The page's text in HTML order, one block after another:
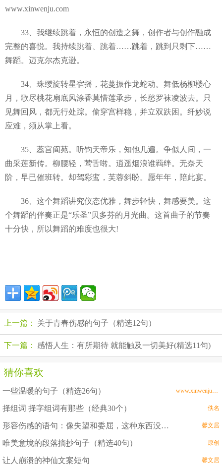
www.xinwenju.com
33、我继续跳着，永恒的创造之舞，创作者与创作融成
完整的喜悦。我持续跳着、跳着……跳着，跳到只剩下……
舞蹈。迈克尔杰克逊。
34、珠缨旋转星宿摇，花蔓振作龙蛇动。舞低杨柳楼心
月，歌尽桃花扇底风涂香莫惜莲承步，长愁罗袜凌波去。只
见舞回风，都无行处踪。偷穿宫样稳，并立双趺困。纤妙说
应难，须从掌上看。
35、蕊宫阆苑。听钧天帝乐，知他几遍。争似人间，一
曲采莲新传。柳腰轻，莺舌啭。逍遥烟浪谁羁绊。无奈天
阶，早已催班转。却驾彩鸾，芙蓉斜盼。愿年年，陪此宴。
36、这个舞蹈讲究仪态优雅，舞步轻快，舞感要美。这
个舞蹈的伴奏正是“乐圣”贝多芬的月光曲。这首曲子的节奏
十分快，所以舞蹈的难度也很大!
上一篇： 关于青春伤感的句子（精选12句）
下一篇： 感悟人生：有所期待 就能触及一切美好(精选11句)
猜你喜欢
一些温暖的句子（精选26句）
择组词 择字组词有那些（经典30个） 佚名
形容伤感的语句：像失望和委屈，这种东西没必要解释（精选12句） 馨文居
唯美意境的段落摘抄句子（精选40句） 原创
让人崩溃的神仙文案短句 馨文居